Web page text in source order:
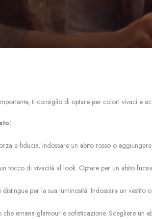
ti consiglio di optare per colori vivaci e
e fiducia. Indossare un abito rosso o
tocco di vivacità al look. Optare per un abito
per la sua luminosità. Indossare un
emana glamour e sofisticazione. Scegliere